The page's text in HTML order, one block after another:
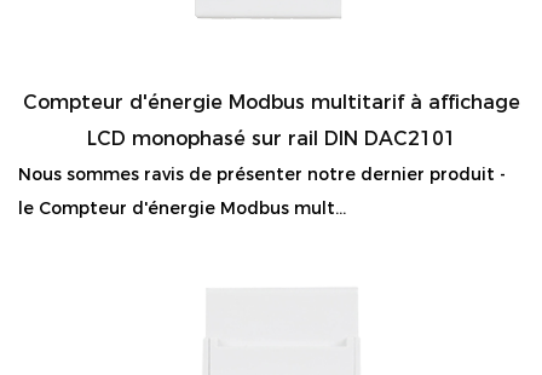
Compteur d'énergie Modbus multitarif à affichage
LCD monophasé sur rail DIN DAC2101
Nous sommes ravis de présenter notre dernier produit -
le Compteur d'énergie Modbus mult...